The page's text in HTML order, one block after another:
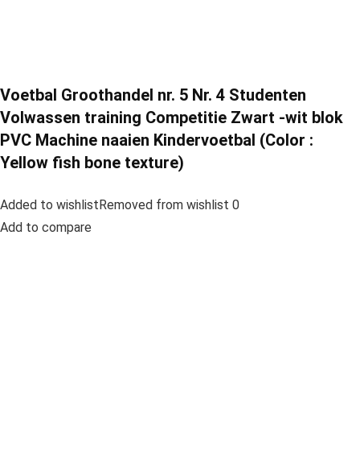
Voetbal Groothandel nr. 5 Nr. 4 Studenten
Volwassen training Competitie Zwart -wit blok
PVC Machine naaien Kindervoetbal (Color :
Yellow fish bone texture)
Added to wishlistRemoved from wishlist 0
Add to compare